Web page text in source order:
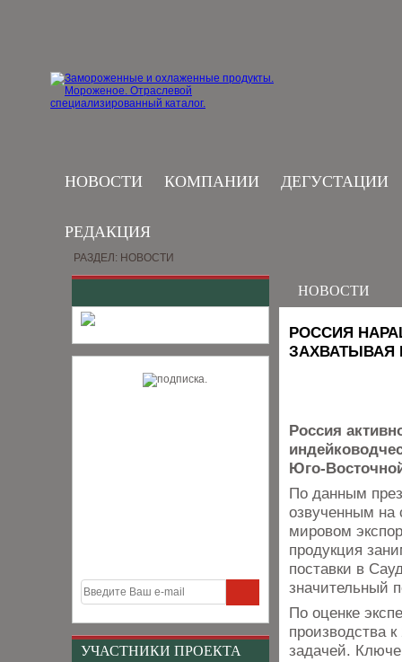
НОВОСТИ КОМПАНИИ ДЕГУСТАЦИИ
РЕДАКЦИЯ
УЧАСТНИКИ ПРОЕКТА
РАЗДЕЛ: НОВОСТИ
НОВОСТИ
РОССИЯ
Россия
Юго-
По данным
озвученным на
мировом
продукция
поставки в
значительный
По оценке
производства
задачей.